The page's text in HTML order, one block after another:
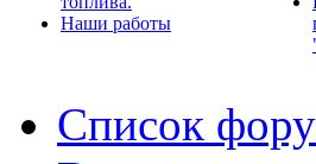
Наши работы
Список